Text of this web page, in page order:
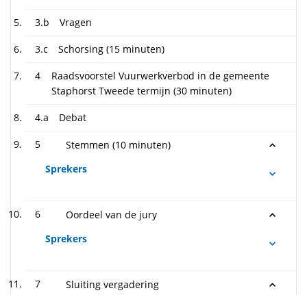
3.b Vragen
3.c Schorsing (15 minuten)
4
Raadsvoorstel Vuurwerkverbod in de gemeente
Staphorst Tweede termijn (30 minuten)
4.a Debat
5
Stemmen (10 minuten)
Sprekers
6
Oordeel van de jury
Sprekers
7 Sluiting vergadering